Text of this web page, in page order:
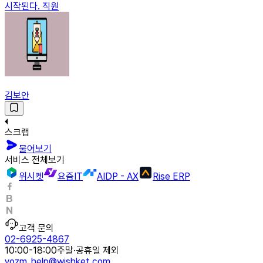
시작된다. 직원
김보안
스크랩
물어보기
서비스 전체보기
위시켓
요즘IT AIDP - AX Rise ERP
고객 문의
02-6925-4867
10:00-18:00주말·공휴일 제외